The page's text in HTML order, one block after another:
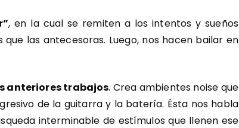
, en la cual se remiten a los intentos y sueños
las antecesoras. Luego, nos hacen bailar en
anteriores trabajos. Crea ambientes noise que
de la guitarra y la batería. Ésta nos habla
interminable de estímulos que llenen ese